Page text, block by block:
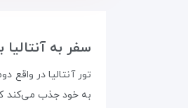
سفر به
تور آنتالیا در واقع
به خود جذب می‌کند